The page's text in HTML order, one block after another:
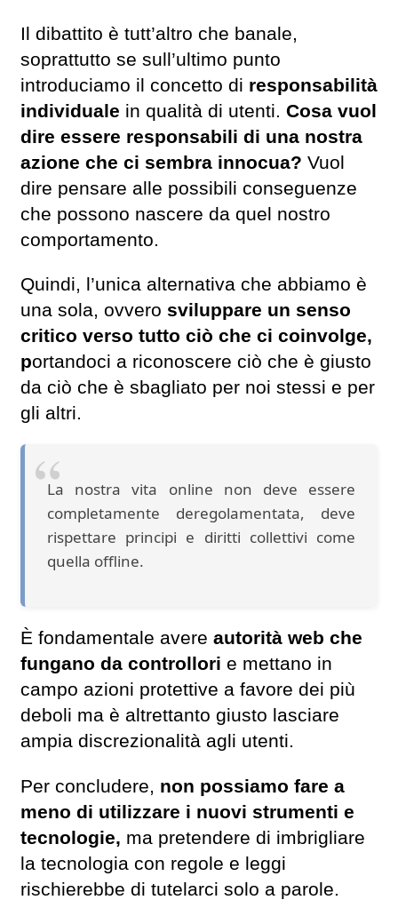
Il dibattito è tutt’altro che banale,
soprattutto se sull’ultimo punto
introduciamo il concetto di responsabilità
individuale in qualità di utenti. Cosa vuol
dire essere responsabili di una nostra
azione che ci sembra innocua? Vuol
dire pensare alle possibili conseguenze
che possono nascere da quel nostro
comportamento.
Quindi, l’unica alternativa che abbiamo è
una sola, ovvero sviluppare un senso
critico verso tutto ciò che ci coinvolge,
portandoci a riconoscere ciò che è giusto
da ciò che è sbagliato per noi stessi e per
gli altri.
La nostra vita online non deve essere
completamente deregolamentata, deve
rispettare principi e diritti collettivi come
quella offline.
È fondamentale avere autorità web che
fungano da controllori e mettano in
campo azioni protettive a favore dei più
deboli ma è altrettanto giusto lasciare
ampia discrezionalità agli utenti.
Per concludere, non possiamo fare a
meno di utilizzare i nuovi strumenti e
tecnologie, ma pretendere di imbrigliare
la tecnologia con regole e leggi
rischierebbe di tutelarci solo a parole.